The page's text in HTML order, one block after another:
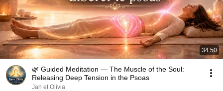
34:50
🌿 Guided Meditation — The Muscle of the Soul:
Releasing Deep Tension in the Psoas
Jan et Olivia